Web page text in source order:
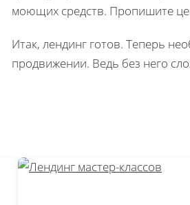
моющих средств. Пропишите
Итак, лендинг готов. Теперь
продвижении. Ведь без него